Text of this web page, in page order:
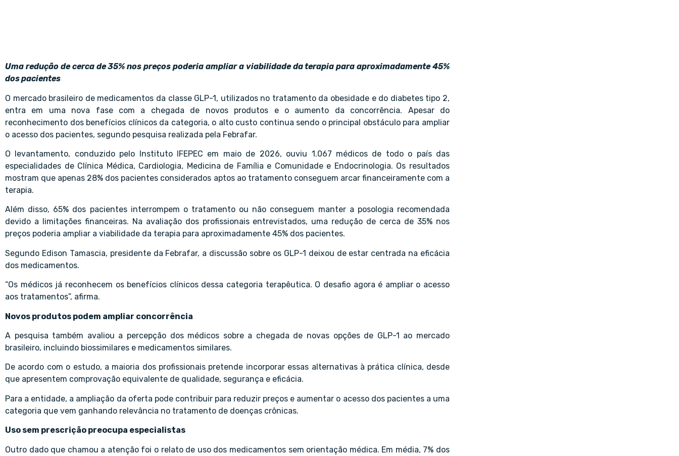
Uma redução de cerca de 35% nos preços poderia ampliar a viabilidade da terapia para aproximadamente 45%
dos pacientes
O mercado brasileiro de medicamentos da classe GLP-1, utilizados no tratamento da obesidade e do diabetes tipo 2,
entra em uma nova fase com a chegada de novos produtos e o aumento da concorrência. Apesar do
reconhecimento dos benefícios clínicos da categoria, o alto custo continua sendo o principal obstáculo para ampliar
o acesso dos pacientes, segundo pesquisa realizada pela Febrafar.
O levantamento, conduzido pelo Instituto IFEPEC em maio de 2026, ouviu 1.067 médicos de todo o país das
especialidades de Clínica Médica, Cardiologia, Medicina de Família e Comunidade e Endocrinologia. Os resultados
mostram que apenas 28% dos pacientes considerados aptos ao tratamento conseguem arcar financeiramente com a
terapia.
Além disso, 65% dos pacientes interrompem o tratamento ou não conseguem manter a posologia recomendada
devido a limitações financeiras. Na avaliação dos profissionais entrevistados, uma redução de cerca de 35% nos
preços poderia ampliar a viabilidade da terapia para aproximadamente 45% dos pacientes.
Segundo Edison Tamascia, presidente da Febrafar, a discussão sobre os GLP-1 deixou de estar centrada na eficácia
dos medicamentos.
“Os médicos já reconhecem os benefícios clínicos dessa categoria terapêutica. O desafio agora é ampliar o acesso
aos tratamentos”, afirma.
Novos produtos podem ampliar concorrência
A pesquisa também avaliou a percepção dos médicos sobre a chegada de novas opções de GLP-1 ao mercado
brasileiro, incluindo biossimilares e medicamentos similares.
De acordo com o estudo, a maioria dos profissionais pretende incorporar essas alternativas à prática clínica, desde
que apresentem comprovação equivalente de qualidade, segurança e eficácia.
Para a entidade, a ampliação da oferta pode contribuir para reduzir preços e aumentar o acesso dos pacientes a uma
categoria que vem ganhando relevância no tratamento de doenças crônicas.
Uso sem prescrição preocupa especialistas
Outro dado que chamou a atenção foi o relato de uso dos medicamentos sem orientação médica. Em média, 7% dos